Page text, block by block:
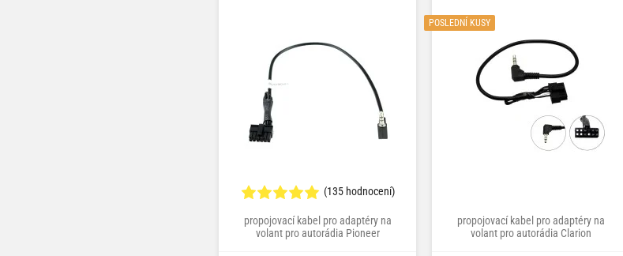
(135 hodnocení)
propojovací kabel pro adaptéry na
volant pro autorádia Pioneer
POSLEDNÍ KUSY
propojovací kabel pro adaptéry na
volant pro autorádia Clarion